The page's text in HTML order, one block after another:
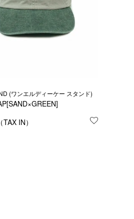
る
(ワンエルディーケー スタンド)